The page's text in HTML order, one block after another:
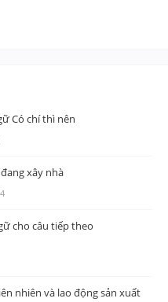
Có chí thì nên
xây nhà
cho câu tiếp theo
nhiên và lao động sản xuất